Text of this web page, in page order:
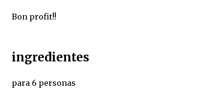
Bon profit!!
ingredientes
para 6 personas